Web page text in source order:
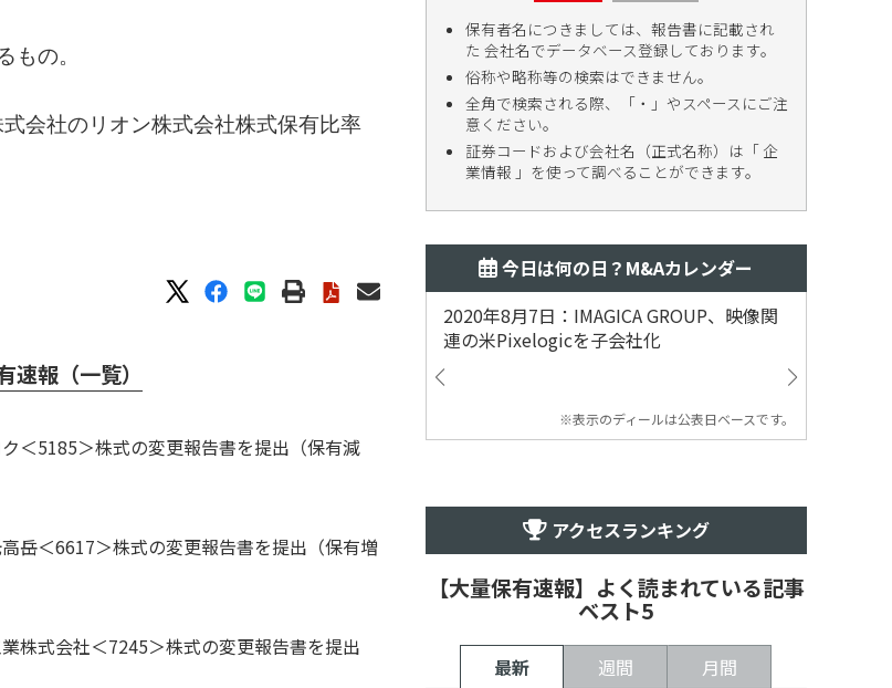
もの。
会社のリオン株式会社株式保有比率
報（一覧）
＜5185＞株式の変更報告書を提出（保有減
岳＜6617＞株式の変更報告書を提出（保有増
株式会社＜7245＞株式の変更報告書を提出
保有者名につきましては、報告書に記載され
た 会社名でデータベース登録しております。
俗称や略称等の検索はできません。
全角で検索される際、「・」やスペースにご注
意ください。
証券コードおよび会社名（正式名称）は「 企
業情報 」を使って調べることができます。
今日は何の日？M&Aカレンダー
2020年8月7日：IMAGICA GROUP、映像関
連の米Pixelogicを子会社化
※表示のディールは公表日ベースです。
アクセスランキング
【大量保有速報】よく読まれている記事
ベスト5
最新 週間 月間